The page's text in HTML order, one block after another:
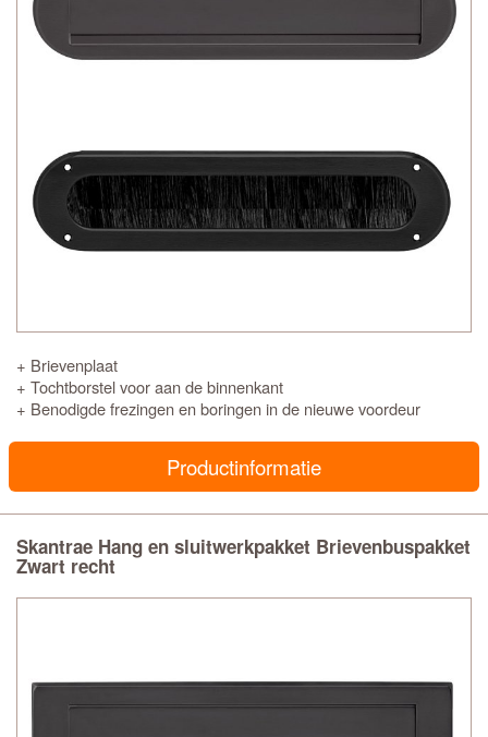
+ Brievenplaat
+ Tochtborstel voor aan de binnenkant
+ Benodigde frezingen en boringen in de nieuwe voordeur
Productinformatie
Skantrae Hang en sluitwerkpakket Brievenbuspakket
Zwart recht